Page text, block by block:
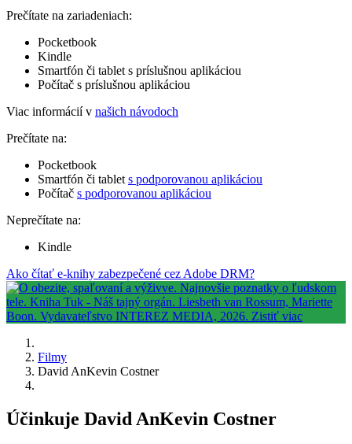
Prečítate na zariadeniach:
Pocketbook
Kindle
Smartfón či tablet s príslušnou aplikáciou
Počítač s príslušnou aplikáciou
Viac informácií v našich návodoch
Prečítate na:
Pocketbook
Smartfón či tablet s podporovanou aplikáciou
Počítač s podporovanou aplikáciou
Neprečítate na:
Kindle
Ako čítať e-knihy zabezpečené cez Adobe DRM?
Filmy
David AnKevin Costner
Účinkuje David AnKevin Costner